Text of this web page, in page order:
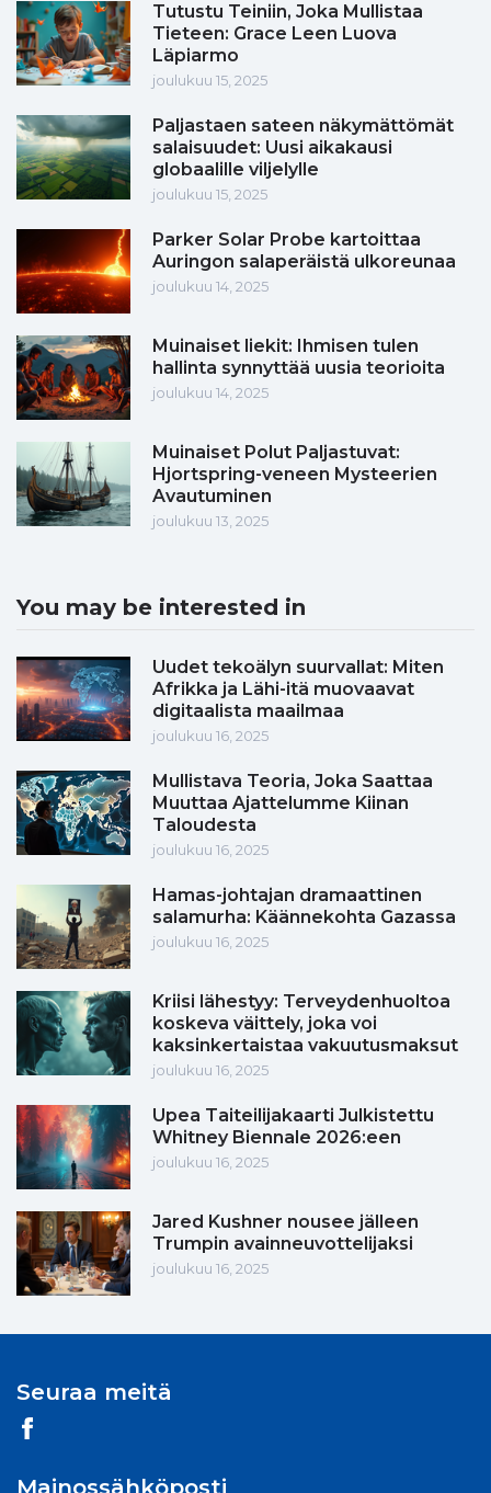
Tutustu Teiniin, Joka Mullistaa
Tieteen: Grace Leen Luova
Läpiarmo
joulukuu 15, 2025
Paljastaen sateen näkymättömät
salaisuudet: Uusi aikakausi
globaalille viljelylle
joulukuu 15, 2025
Parker Solar Probe kartoittaa
Auringon salaperäistä ulkoreunaa
joulukuu 14, 2025
Muinaiset liekit: Ihmisen tulen
hallinta synnyttää uusia teorioita
joulukuu 14, 2025
Muinaiset Polut Paljastuvat:
Hjortspring-veneen Mysteerien
Avautuminen
joulukuu 13, 2025
You may be interested in
Uudet tekoälyn suurvallat: Miten
Afrikka ja Lähi-itä muovaavat
digitaalista maailmaa
joulukuu 16, 2025
Mullistava Teoria, Joka Saattaa
Muuttaa Ajattelumme Kiinan
Taloudesta
joulukuu 16, 2025
Hamas-johtajan dramaattinen
salamurha: Käännekohta Gazassa
joulukuu 16, 2025
Kriisi lähestyy: Terveydenhuoltoa
koskeva väittely, joka voi
kaksinkertaistaa vakuutusmaksut
joulukuu 16, 2025
Upea Taiteilijakaarti Julkistettu
Whitney Biennale 2026:een
joulukuu 16, 2025
Jared Kushner nousee jälleen
Trumpin avainneuvottelijaksi
joulukuu 16, 2025
Seuraa meitä